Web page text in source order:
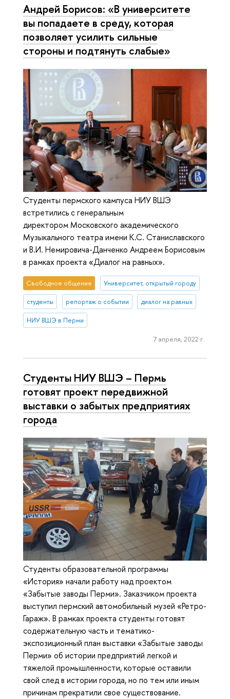
Андрей Борисов: «В университете
вы попадаете в среду, которая
позволяет усилить сильные
стороны и подтянуть слабые»
Студенты пермского кампуса НИУ ВШЭ
встретились с генеральным
директором Московского академического
Музыкального театра имени К.С. Станиславского
и В.И. Немировича-Данченко Андреем Борисовым
в рамках проекта «Диалог на равных».
Свободное общение Университет, открытый городу
студенты репортаж о событии диалог на равных
НИУ ВШЭ в Перми
7 апреля, 2022 г.
Студенты НИУ ВШЭ – Пермь
готовят проект передвижной
выставки о забытых предприятиях
города
Студенты образовательной программы
«История» начали работу над проектом
«Забытые заводы Перми». Заказчиком проекта
выступил пермский автомобильный музей «Ретро-
Гараж». В рамках проекта студенты готовят
содержательную часть и тематико-
экспозиционный план выставки «Забытые заводы
Перми» об истории предприятий легкой и
тяжелой промышленности, которые оставили
свой след в истории города, но по тем или иным
причинам прекратили свое существование.